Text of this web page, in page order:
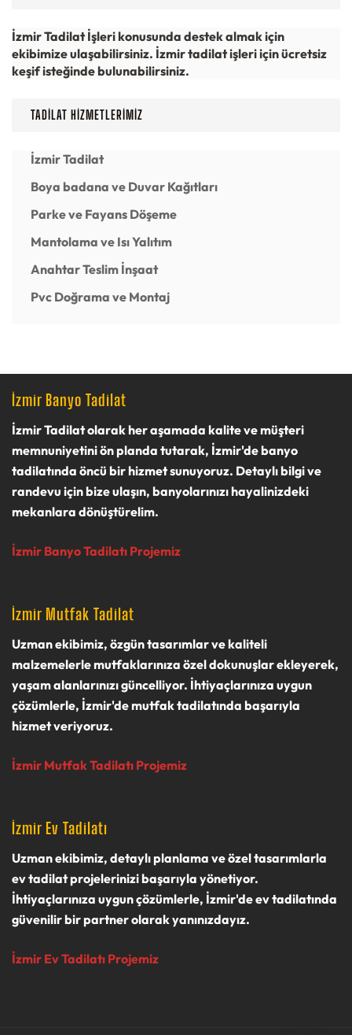
İzmir Tadilat İşleri konusunda destek almak için
ekibimize ulaşabilirsiniz. İzmir tadilat işleri için ücretsiz
keşif isteğinde bulunabilirsiniz.
TADILAT HIZMETLERIMIZ
İzmir Tadilat
Boya badana ve Duvar Kağıtları
Parke ve Fayans Döşeme
Mantolama ve Isı Yalıtım
Anahtar Teslim İnşaat
Pvc Doğrama ve Montaj
İzmir Banyo Tadilat
İzmir Tadilat olarakher aşamada kalite ve müşteri
memnuniyetini ön planda tutarak, İzmir'de banyo
tadilatında öncü bir hizmet sunuyoruz. Detaylı bilgi ve
randevu için bize ulaşın, banyolarınızı hayalinizdeki
mekanlara dönüştürelim.
İzmir Banyo Tadilatı Projemiz
İzmir Mutfak Tadilat
Uzman ekibimiz, özgün tasarımlar ve kaliteli
malzemelerle mutfaklarınıza özel dokunuşlar ekleyerek,
yaşam alanlarınızı güncelliyor. İhtiyaçlarınıza uygun
çözümlerle, İzmir'de mutfak tadilatında başarıyla
hizmet veriyoruz.
İzmir Mutfak Tadilatı Projemiz
İzmir Ev Tadilatı
Uzman ekibimiz, detaylı planlama ve özel tasarımlarla
ev tadilat projelerinizi başarıyla yönetiyor.
İhtiyaçlarınıza uygun çözümlerle, İzmir'de ev tadilatında
güvenilir bir partner olarak yanınızdayız.
İzmir Ev Tadilatı Projemiz